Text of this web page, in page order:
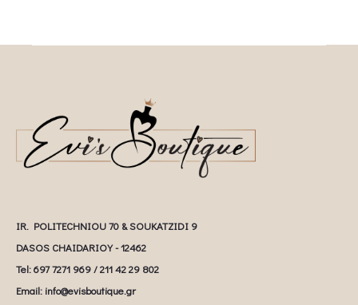
IR. POLITECHNIOU 70 & SOUKATZIDI 9
DASOS CHAIDARIOY - 12462
Tel: 697 7271 969 / 211 42 29 802
Email: info@evisboutique.gr